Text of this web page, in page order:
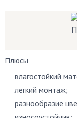
Плюсы
влагостойкий
легкий монтаж;
разнообразие